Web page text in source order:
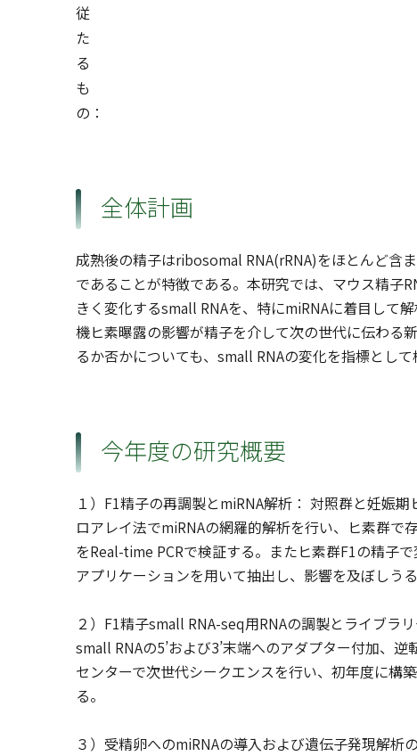
従
た
る
も
の：
全体計画
成熟後の精子はribosomal RNA(rRNA)をほとんど含
であることが特徴である。本研究では、マウス精子
きく変化するsmall RNAを、特にmiRNAに着目して
機ヒ素曝露の影響が精子を介して次の世代に伝わる
るか否かについても、small RNAの変化を指標として
今年度の研究概要
１）F1精子の再調製とmiRNA解析： 対照群と妊娠
ロアレイ法でmiRNAの網羅的解析を行い、ヒ素群
をReal-time PCRで検証する。またヒ素群F1の精子
アプリケーションを用いて抽出し、影響を及ぼしう
２）F1精子small RNA-seq用RNAの調製とライブラ
small RNAの5’および3’末端へのアダプター付加、
センターで次世代シークエンスを行い、初年度に構
る。
３）受精卵へのmiRNAの導入および遺伝子発現解